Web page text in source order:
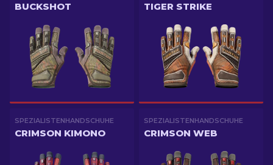
BUCKSHOT TIGER STRIKE
SPEZIALISTENHANDSCHUHE
CRIMSON KIMONO
SPEZIALISTENHANDSCHUHE
CRIMSON WEB